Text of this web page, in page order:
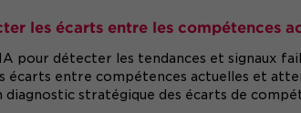
les écarts entre les compétences
pour détecter les tendances et signaux
écarts entre compétences actuelles et
diagnostic stratégique des écarts de